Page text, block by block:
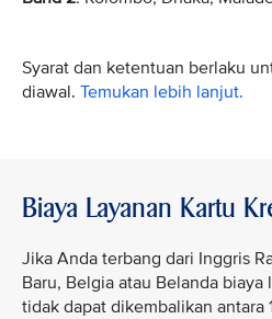
Syarat dan ketentuan berlaku
diawal. Temukan lebih lanjut.
Biaya Layanan Kartu
Jika Anda terbang dari Inggris
Baru, Belgia atau Belanda
tidak dapat dikembalikan antara